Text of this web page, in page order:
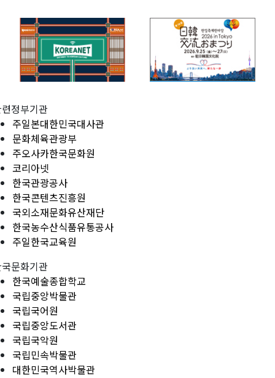
정부기관
주일본대한민국대사관
문화체육관광부
주오사카한국문화원
코리아넷
한국관광공사
한국콘텐츠진흥원
국외소재문화유산재단
한국농수산식품유통공사
주일한국교육원
문화기관
한국예술종합학교
국립중앙박물관
국립국어원
국립중앙도서관
국립국악원
국립민속박물관
대한민국역사박물관